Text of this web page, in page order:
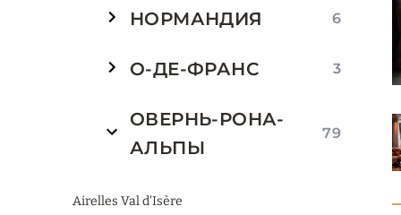
НОРМАНДИЯ 6
О-ДЕ-ФРАНС 3
ОВЕРНЬ-РОНА-
АЛЬПЫ
79
Airelles Val d'Isère